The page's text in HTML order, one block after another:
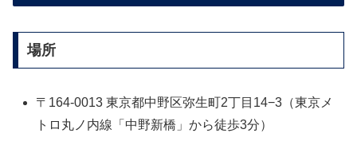
場所
〒164-0013 東京都中野区弥生町2丁目14−3（東京メ
トロ丸ノ内線「中野新橋」から徒歩3分）